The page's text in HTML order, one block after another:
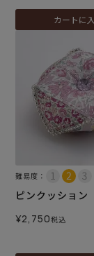
カートに
難易度：
ピンクッション
¥2,750税込